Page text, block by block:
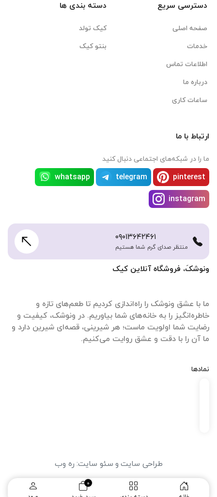
0
ونوشکَ، فروشگاه آنلاین کیک
ما با عشق ونوشک را راه‌اندازی کردیم تا طعم‌های تازه و
خاطره‌انگیز را به خانه‌های شما بیاوریم. در ونوشک، کیفیت و
رضایت شما اولویت ماست؛ هر شیرینی، قصه‌ای شیرین دارد و
ما آن را با دقت و عشق روایت می‌کنیم.
نمادها
دسترسی سریع
صفحه اصلی
خدمات
اطلاعات تماس
درباره ما
ساعات کاری
دسته بندی ها
کیک تولد
بنتو کیک
ارتباط با ما
ما را در شبکه‌های اجتماعی دنبال کنید
pinterest
telegram
whatsapp
instagram
۰۹۰۱۳۶۴۲۴۶۱
منتظر صدای گرم شما هستیم
طراحی سایت و سئو سایت: ره وب